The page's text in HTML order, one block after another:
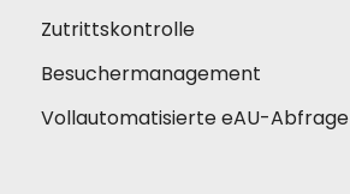
Zutrittskontrolle
Besuchermanagement
Vollautomatisierte eAU-Abfrage